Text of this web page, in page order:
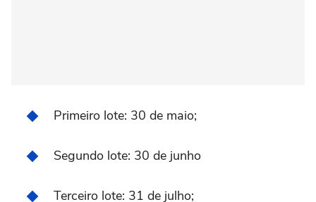
Primeiro lote: 30 de maio;
Segundo lote: 30 de junho
Terceiro lote: 31 de julho;